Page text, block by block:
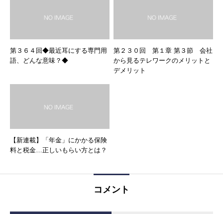
第３６４回◆最近耳にする専門用
語、どんな意味？◆
第２３０回 第１章 第３節 会社
から見るテレワークのメリットと
デメリット
【新連載】「年金」にかかる保険
料と税金…正しいもらい方とは？
コメント